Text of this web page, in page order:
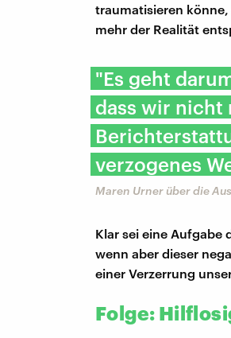
traumatisieren
mehr der Realität
"Es geht
dass wir nicht
verzogenes
Maren Urner über die
Klar sei eine Aufgabe
wenn aber dieser
einer Verzerrung
Folge: